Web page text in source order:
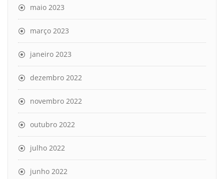
maio 2023
março 2023
janeiro 2023
dezembro 2022
novembro 2022
outubro 2022
julho 2022
junho 2022